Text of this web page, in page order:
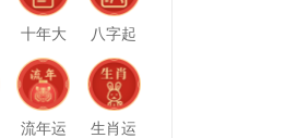
十年大
运
八字起
名
流年运 生肖运